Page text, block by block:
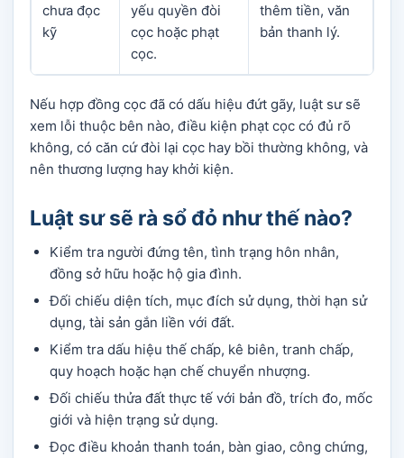
chưa đọc
kỹ
yếu quyền đòi
cọc hoặc phạt
cọc.
thêm tiền, văn
bản thanh lý.
Nếu hợp đồng cọc đã có dấu hiệu đứt gãy, luật sư sẽ
xem lỗi thuộc bên nào, điều kiện phạt cọc có đủ rõ
không, có căn cứ đòi lại cọc hay bồi thường không, và
nên thương lượng hay khởi kiện.
Luật sư sẽ rà sổ đỏ như thế nào?
Kiểm tra người đứng tên, tình trạng hôn nhân,
đồng sở hữu hoặc hộ gia đình.
Đối chiếu diện tích, mục đích sử dụng, thời hạn sử
dụng, tài sản gắn liền với đất.
Kiểm tra dấu hiệu thế chấp, kê biên, tranh chấp,
quy hoạch hoặc hạn chế chuyển nhượng.
Đối chiếu thửa đất thực tế với bản đồ, trích đo, mốc
giới và hiện trạng sử dụng.
Đọc điều khoản thanh toán, bàn giao, công chứng,